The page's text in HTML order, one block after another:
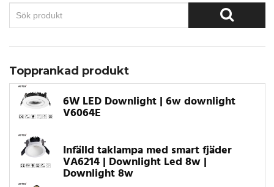
Topprankad produkt
6W LED Downlight | 6w downlight
V6064E
Infälld taklampa med smart fjäder
VA6214 | Downlight Led 8w |
Downlight 8w